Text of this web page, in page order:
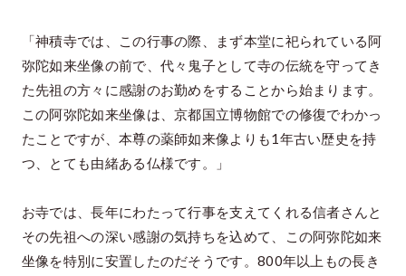
「神積寺では、この行事の際、まず本堂に祀られている阿
弥陀如来坐像の前で、代々鬼子として寺の伝統を守ってき
た先祖の方々に感謝のお勤めをすることから始まります。
この阿弥陀如来坐像は、京都国立博物館での修復でわかっ
たことですが、本尊の薬師如来像よりも1年古い歴史を持
つ、とても由緒ある仏様です。」
お寺では、長年にわたって行事を支えてくれる信者さんと
その先祖への深い感謝の気持ちを込めて、この阿弥陀如来
坐像を特別に安置したのだそうです。800年以上もの長き